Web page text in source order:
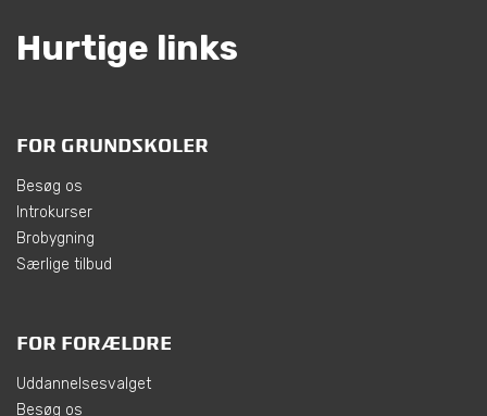
Hurtige links
FOR GRUNDSKOLER
Besøg os
Introkurser
Brobygning
Særlige tilbud
FOR FORÆLDRE
Uddannelsesvalget
Besøg os